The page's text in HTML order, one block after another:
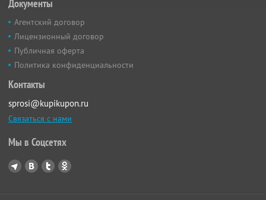
Документы
Агентский договор
Лицензионный договор
Публичная оферта
Политика конфиденциальности
Контакты
sprosi@kupikupon.ru
Связаться с нами
Мы в Соцсетях